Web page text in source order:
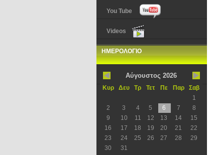
You Tube
Videos
ΗΜΕΡΟΛΟΓΙΟ
Αύγουστος 2026
Κυρ Δευ Τρ Τετ Πε Παρ
Σαβ
1
2
3 4 5 6 7
8
9
10 11 12 13 14
15
16
17 18 19 20 21
22
23
24 25 26 27 28
29
30
31